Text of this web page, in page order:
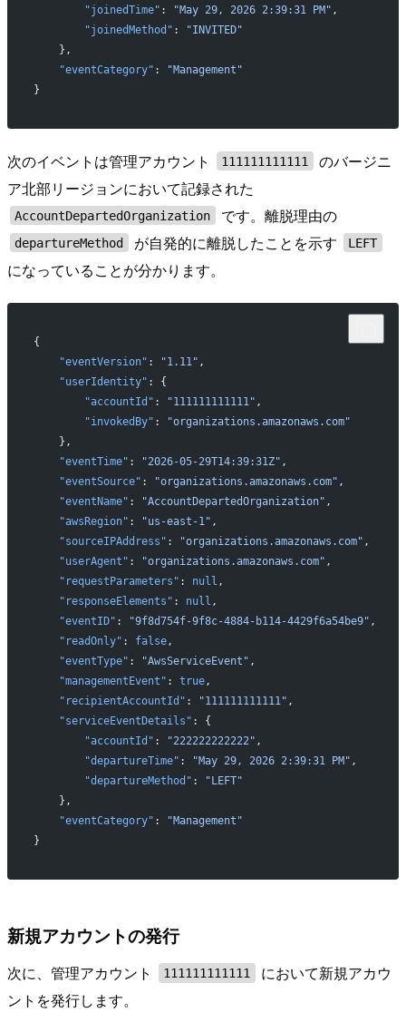
        "joinedTime"
: "May 29, 2026 2:39:31 PM" ,
        "joinedMethod"
:
"INVITED"
    },
    "eventCategory"
:
"Management"
}
次のイベントは管理アカウント 111111111111
のバージニ
ア北部リージョンにおいて記録された
AccountDepartedOrganization です。離脱理由の
departureMethod が自発的に離脱したことを示す LEFT
になっていることが分かります。
{
    "eventVersion"
: "1.11" ,
    "userIdentity"
: {
        "accountId"
: "111111111111" ,
        "invokedBy"
:
"organizations.amazonaws.com"
    },
    "eventTime"
: "2026-05-29T14:39:31Z" ,
    "eventSource"
: "organizations.amazonaws.com" ,
    "eventName"
: "AccountDepartedOrganization" ,
    "awsRegion"
: "us-east-1" ,
    "sourceIPAddress"
: "organizations.amazonaws.com" ,
    "userAgent"
: "organizations.amazonaws.com" ,
    "requestParameters"
: null ,
    "responseElements"
: null ,
    "eventID"
: "9f8d754f-9f8c-4884-b114-4429f6a54be9" ,
    "readOnly"
: false,
    "eventType"
: "AwsServiceEvent" ,
    "managementEvent"
: true,
    "recipientAccountId"
: "111111111111" ,
    "serviceEventDetails"
: {
        "accountId"
: "222222222222" ,
        "departureTime"
: "May 29, 2026 2:39:31 PM" ,
        "departureMethod"
:
"LEFT"
    },
    "eventCategory"
:
"Management"
}
新規アカウントの発行
次に、管理アカウント 111111111111
において新規アカウ
ントを発行します。